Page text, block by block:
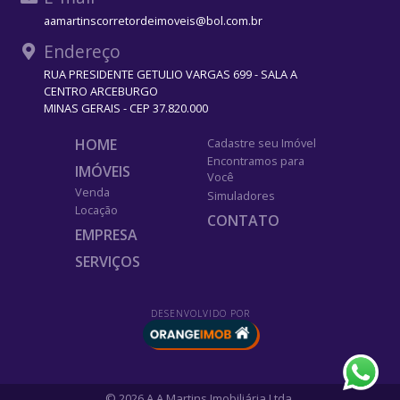
aamartinscorretordeimoveis@bol.com.br
Endereço
RUA PRESIDENTE GETULIO VARGAS 699 - SALA A
CENTRO ARCEBURGO
MINAS GERAIS - CEP 37.820.000
HOME
IMÓVEIS
Venda
Locação
EMPRESA
SERVIÇOS
Cadastre seu Imóvel
Encontramos para
Você
Simuladores
CONTATO
DESENVOLVIDO POR